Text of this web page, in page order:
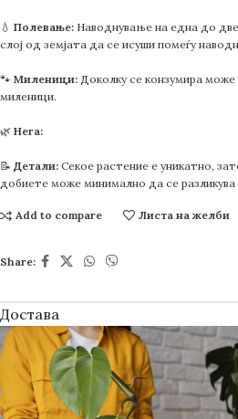
💧 Полевање: Наводнување на една до
слој од земјата да се исуши помеѓу
🐾 Миленици: Доколку се конзумира
миленици.
🌿 Нега:
📝 Детали: Секое растение е уникатно,
добиете може минимално да се
Add to compare Листа на желби
Share:
Достава